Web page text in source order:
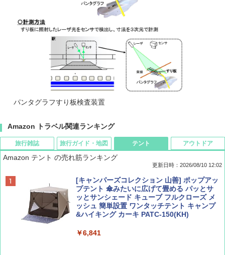
パンタグラフすり板検査装置
Amazon トラベル関連ランキング
旅行雑誌
BE-PAL(ビ-パル) 2026年 10 月号【特別付録:
ノルディスク 4ホール鋳鉄スキレット】
￥1,540
旅行ガイド・地図
地球の歩き方 スター・ウォーズ
￥2,695
テント
Amazon テント の売れ筋ランキング
更新日時：2026/08/10 12:02
[キャンパーズコレクション 山善] ポップアッ
プテント 傘みたいに広げて畳める パッとサ
ッとサンシェード キューブ フルクローズ メ
ッシュ 簡単設置 ワンタッチテント キャンプ
&ハイキング カーキ PATC-150(KH)
￥6,841
アウトドア